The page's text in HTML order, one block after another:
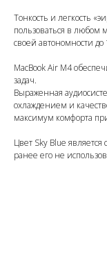
Тонкость и легкость
пользоваться в любом
своей автономности до
MacBook Air M4
задач.
Выраженная
охлаждением и
максимум комфорта
Цвет Sky Blue
ранее его не